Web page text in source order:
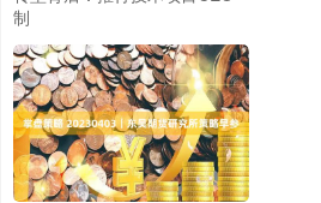
制